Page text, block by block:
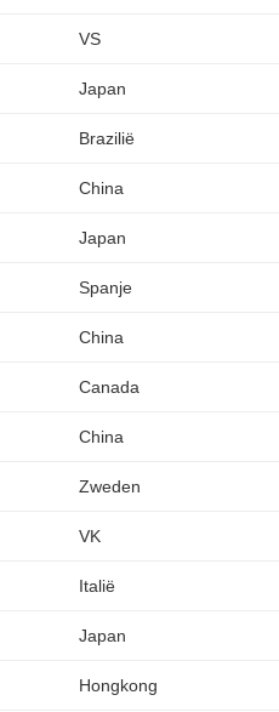
VS
Japan
Brazilië
China
Japan
Spanje
China
Canada
China
Zweden
VK
Italië
Japan
Hongkong